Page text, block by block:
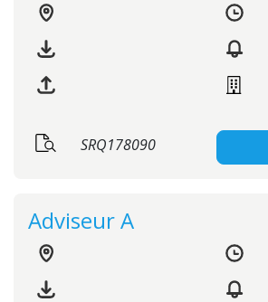
SRQ178090
Adviseur A